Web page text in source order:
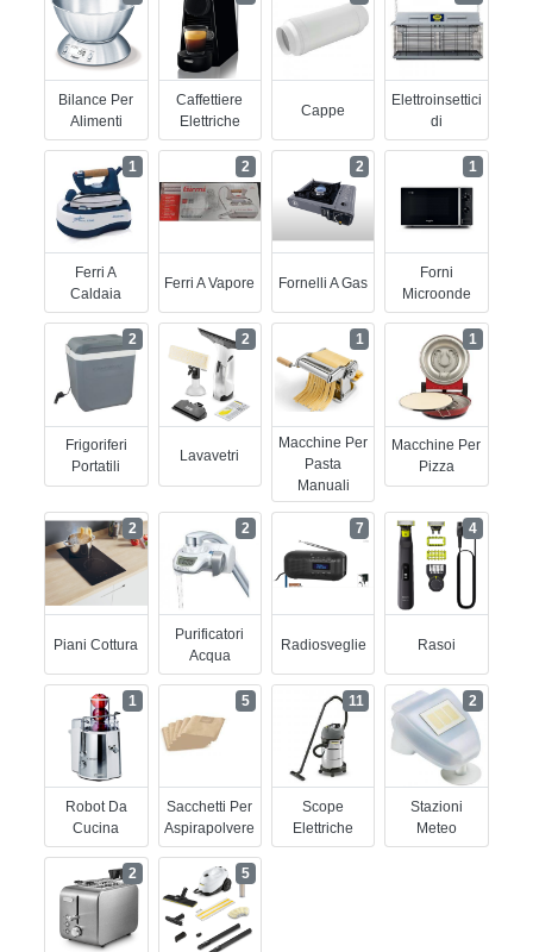
Bilance Per
Alimenti
Caffettiere
Elettriche
Cappe
Elettroinsettici
Di
Ferri A
Caldaia
1
Ferri A Vapore
2
Fornelli A Gas
2
Forni
Microonde
1
Frigoriferi
Portatili
2
Lavavetri
2
Macchine Per
Pasta
Manuali
1
Macchine Per
Pizza
1
Piani Cottura
2
Purificatori
Acqua
2
Radiosveglie
7
Rasoi
4
Robot Da
Cucina
1
Sacchetti Per
Aspirapolvere
5
Scope
Elettriche
11
Stazioni
Meteo
2
2 5